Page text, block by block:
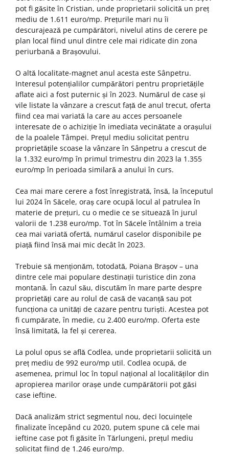
pot fi găsite în Cristian, unde proprietarii solicită un preț
mediu de 1.611 euro/mp. Prețurile mari nu îi
descurajează pe cumpărători, nivelul atins de cerere pe
plan local fiind unul dintre cele mai ridicate din zona
periurbană a Brașovului.
O altă localitate-magnet anul acesta este Sânpetru.
Interesul potențialilor cumpărători pentru proprietățile
aflate aici a fost puternic și în 2023. Numărul de case și
vile listate la vânzare a crescut față de anul trecut, oferta
fiind cea mai variată la care au acces persoanele
interesate de o achiziție în imediata vecinătate a orașului
de la poalele Tâmpei. Prețul mediu solicitat pentru
proprietățile scoase la vânzare în Sânpetru a crescut de
la 1.332 euro/mp în primul trimestru din 2023 la 1.355
euro/mp în perioada similară a anului în curs.
Cea mai mare cerere a fost înregistrată, însă, la începutul
lui 2024 în Săcele, oraș care ocupă locul al patrulea în
materie de prețuri, cu o medie ce se situează în jurul
valorii de 1.238 euro/mp. Tot în Săcele întâlnim a treia
cea mai variată ofertă, numărul caselor disponibile pe
piață fiind însă mai mic decât în 2023.
Trebuie să menționăm, totodată, Poiana Brașov – una
dintre cele mai populare destinații turistice din zona
montană. În cazul său, discutăm în mare parte despre
proprietăți care au rolul de casă de vacanță sau pot
funcționa ca unități de cazare pentru turiști. Acestea pot
fi cumpărate, în medie, cu 2.400 euro/mp. Oferta este
însă limitată, la fel și cererea.
La polul opus se află Codlea, unde proprietarii solicită un
preț mediu de 992 euro/mp util. Codlea ocupă, de
asemenea, primul loc în topul național al localităților din
apropierea marilor orașe unde cumpărătorii pot găsi
case ieftine.
Dacă analizăm strict segmentul nou, deci locuințele
finalizate începând cu 2020, putem spune că cele mai
ieftine case pot fi găsite în Tărlungeni, prețul mediu
solicitat fiind de 1.246 euro/mp.